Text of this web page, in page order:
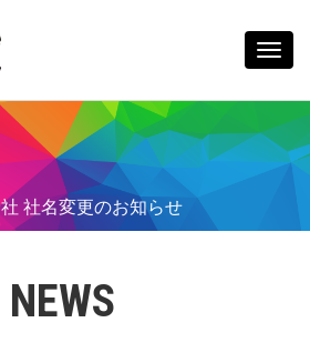
社名変更のお知らせ
NEWS